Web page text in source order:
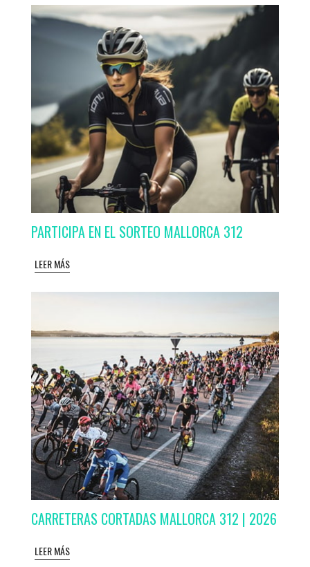
PARTICIPA EN EL SORTEO MALLORCA 312
LEER MÁS
CARRETERAS CORTADAS MALLORCA 312 | 2026
LEER MÁS